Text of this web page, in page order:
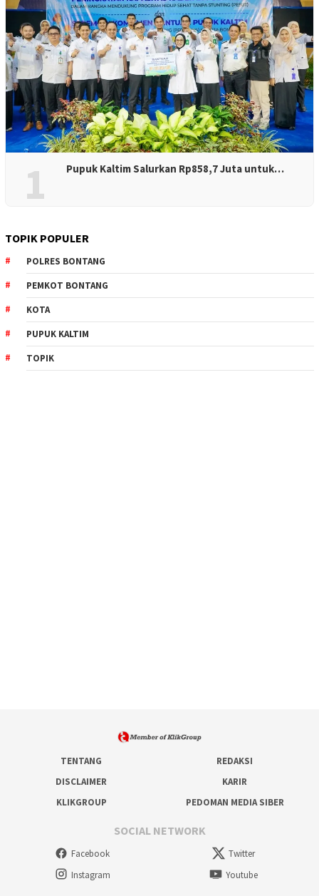
1 Pupuk Kaltim Salurkan Rp858,7 Juta untuk…
TOPIK POPULER
POLRES BONTANG
PEMKOT BONTANG
KOTA
PUPUK KALTIM
TOPIK
TENTANG
REDAKSI
DISCLAIMER
KARIR
KLIKGROUP
PEDOMAN MEDIA SIBER
SOCIAL NETWORK
Facebook
Twitter
Instagram
Youtube